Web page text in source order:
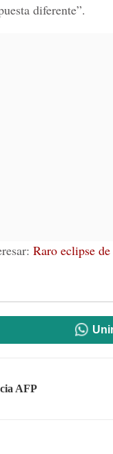
diferente”.
Raro eclipse
AFP